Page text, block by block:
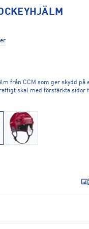
från CCM som ger skydd på
skal med förstärkta sidor